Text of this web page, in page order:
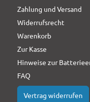
Zahlung und Versand
Widerrufsrecht
Warenkorb
Zur Kasse
Hinweise zur
FAQ
Vertrag widerrufen